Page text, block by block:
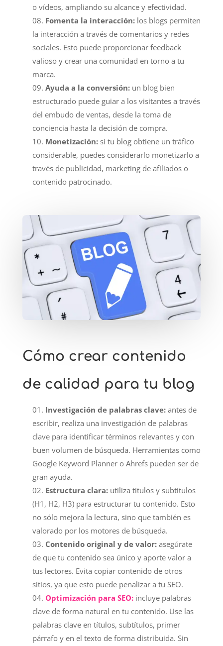
o vídeos, ampliando su alcance y efectividad.
Fomenta la interacción: los blogs permiten
la interacción a través de comentarios y redes
sociales. Esto puede proporcionar feedback
valioso y crear una comunidad en torno a tu
marca.
Ayuda a la conversión:un blog bien
estructurado puede guiar a los visitantes a través
del embudo de ventas, desde la toma de
conciencia hasta la decisión de compra.
Monetización: si tu blog obtiene un tráfico
considerable, puedes considerarlo monetizarlo a
través de publicidad, marketing de afiliados o
contenido patrocinado.
Cómo crear contenido
de calidad para tu blog
Investigación de palabras clave:antes de
escribir, realiza una investigación de palabras
clave para identificar términos relevantes y con
buen volumen de búsqueda. Herramientas como
Google Keyword Planner o Ahrefs pueden ser de
gran ayuda.
Estructura clara:utiliza títulos y subtítulos
(H1, H2, H3) para estructurar tu contenido. Esto
no sólo mejora la lectura, sino que también es
valorado por los motores de búsqueda.
Contenido original y de valor:asegúrate
de que tu contenido sea único y aporte valor a
tus lectores. Evita copiar contenido de otros
sitios, ya que esto puede penalizar a tu SEO.
Optimización para SEO: incluye palabras
clave de forma natural en tu contenido. Use las
palabras clave en títulos, subtítulos, primer
párrafo y en el texto de forma distribuida. Sin